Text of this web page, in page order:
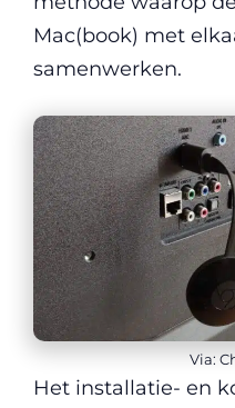
Mac(book) met
samenwerken.
Via:
Het installatie- en